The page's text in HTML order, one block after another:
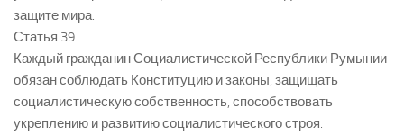
защите мира.
Статья 39.
Каждый гражданин Социалистической Республики Румынии
обязан соблюдать Конституцию и законы, защищать
социалистическую собственность, способствовать
укреплению и развитию социалистического строя.